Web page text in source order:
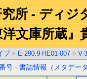
所 - ディジ
洋文庫所蔵』
ブ > E-290.9-HE01-007 > V-3
号 -書誌情報（メタデー